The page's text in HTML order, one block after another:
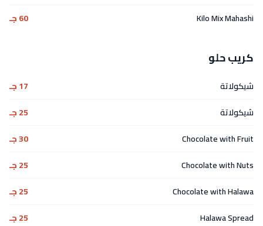
Kilo Mix Mahashi
60 جـ
كريب حلو
شيكولاتة
17 جـ
شيكولاتة
25 جـ
Chocolate with Fruit
30 جـ
Chocolate with Nuts
25 جـ
Chocolate with Halawa
25 جـ
Halawa Spread
25 جـ